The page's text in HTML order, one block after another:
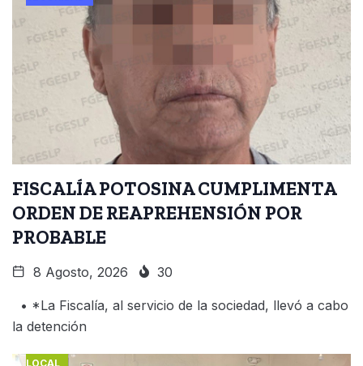
FISCALÍA POTOSINA CUMPLIMENTA
ORDEN DE REAPREHENSIÓN POR
PROBABLE
8 Agosto, 2026 30
• *La Fiscalía, al servicio de la sociedad, llevó a cabo
la detención
LOCAL